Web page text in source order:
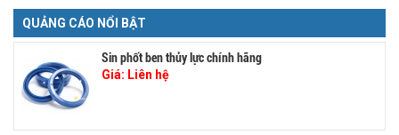
QUẢNG CÁO NỔI BẬT
Sin phốt ben thủy lực chính hãng
Giá: Liên hệ